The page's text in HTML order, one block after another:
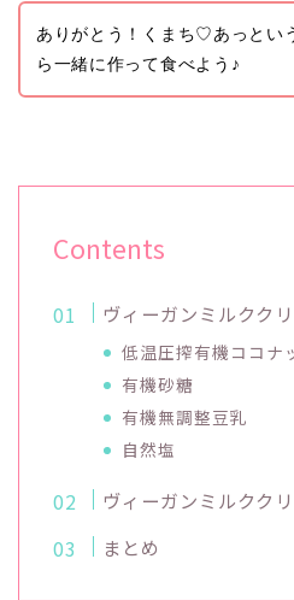
ありがとう！くまち♡あっとい
ら一緒に作って食べよう♪
Contents
ヴィーガンミルクク
低温圧搾有機ココナ
有機砂糖
有機無調整豆乳
自然塩
ヴィーガンミルクク
まとめ